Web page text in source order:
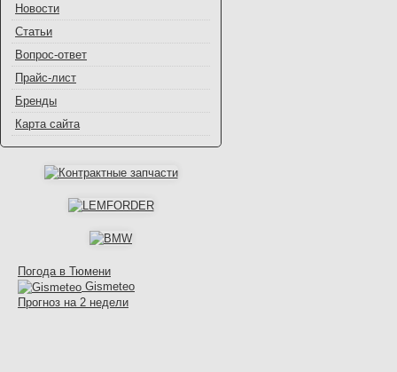
Новости
Статьи
Вопрос-ответ
Прайс-лист
Бренды
Карта сайта
Погода в Тюмени
Gismeteo
Прогноз на 2 недели